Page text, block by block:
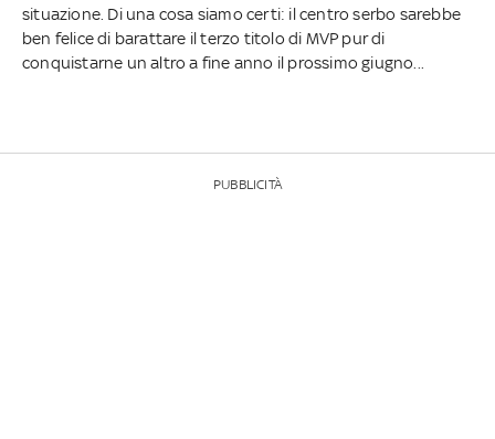
situazione. Di una cosa siamo certi: il centro serbo sarebbe
ben felice di barattare il terzo titolo di MVP pur di
conquistarne un altro a fine anno il prossimo giugno...
PUBBLICITÀ